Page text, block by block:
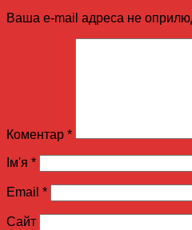
Ваша e-mail адреса не
Коментар *
Ім'я *
Email *
Сайт